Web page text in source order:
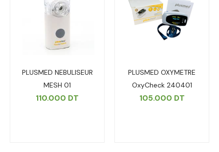
PLUSMED NEBULISEUR
MESH 01
110.000 DT
PLUSMED OXYMETRE
OxyCheck 240401
105.000 DT